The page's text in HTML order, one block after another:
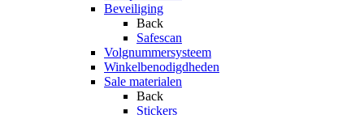
Beveiliging
Back
Safescan
Volgnummersysteem
Winkelbenodigdheden
Sale materialen
Back
Stickers